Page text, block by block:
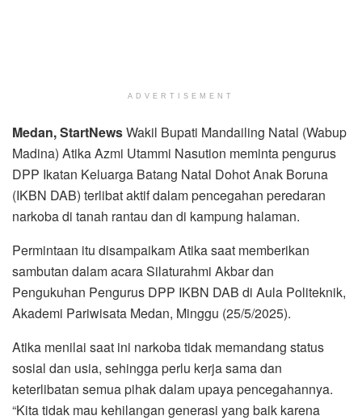
ADVERTISEMENT
Medan, StartNewsWakil Bupati Mandailing Natal (Wabup
Madina) Atika Azmi Utammi Nasution meminta pengurus
DPP Ikatan Keluarga Batang Natal Dohot Anak Boruna
(IKBN DAB) terlibat aktif dalam pencegahan peredaran
narkoba di tanah rantau dan di kampung halaman.
Permintaan itu disampaikam Atika saat memberikan
sambutan dalam acara Silaturahmi Akbar dan
Pengukuhan Pengurus DPP IKBN DAB di Aula Politeknik,
Akademi Pariwisata Medan, Minggu (25/5/2025).
Atika menilai saat ini narkoba tidak memandang status
sosial dan usia, sehingga perlu kerja sama dan
keterlibatan semua pihak dalam upaya pencegahannya.
“Kita tidak mau kehilangan generasi yang baik karena